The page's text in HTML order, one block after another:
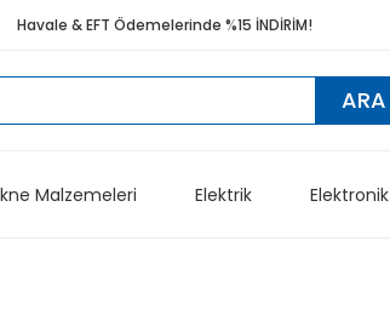
Havale & EFT Ödemelerinde %15 İNDİRİM!
ARA
Malzemeleri Elektrik Elektronik